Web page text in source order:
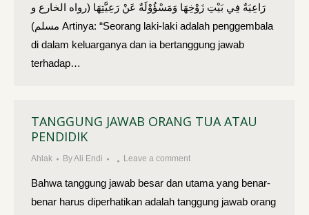
رَاعِيَةٌ فِي بَيْتِ زَوْخِهَا وَمَسْؤُوْلَةٌ عَنْ رَعِيَّتِهَا (رواه الخارع و
مسلم) Artinya: “Seorang laki-laki adalah penggembala
di dalam keluarganya dan ia bertanggung jawab
terhadap…
TANGGUNG JAWAB ORANG TUA ATAU
PENDIDIK
Ahlak ByAli Endi Leave a comment
Bahwa tanggung jawab besar dan utama yang benar­
benar harus diperhatikan adalah tanggung jawab orang